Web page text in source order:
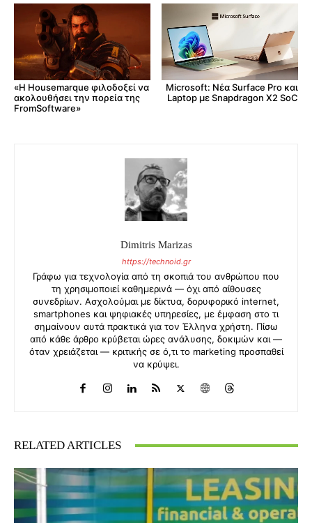
«Η Housemarque φιλοδοξεί να
ακολουθήσει την πορεία της
FromSoftware»
Microsoft: Νέα Surface Pro και
Laptop με Snapdragon X2 SoC
Dimitris Marizas
https://technoid.gr
Γράφω για τεχνολογία από τη σκοπιά του ανθρώπου που
τη χρησιμοποιεί καθημερινά — όχι από αίθουσες
συνεδρίων. Ασχολούμαι με δίκτυα, δορυφορικό internet,
smartphones και ψηφιακές υπηρεσίες, με έμφαση στο τι
σημαίνουν αυτά πρακτικά για τον Έλληνα χρήστη. Πίσω
από κάθε άρθρο κρύβεται ώρες ανάλυσης, δοκιμών και —
όταν χρειάζεται — κριτικής σε ό,τι το marketing προσπαθεί
να κρύψει.
RELATED ARTICLES